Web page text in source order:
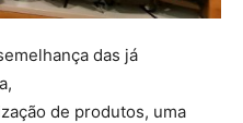
das já
de produtos, uma